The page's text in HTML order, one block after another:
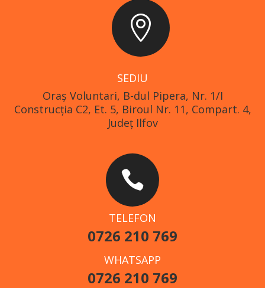

SEDIU
Oraş Voluntari, B-dul Pipera, Nr. 1/I
Construcția C2, Et. 5, Biroul Nr. 11, Compart. 4,
Județ Ilfov

TELEFON
0726 210 769
WHATSAPP
0726 210 769